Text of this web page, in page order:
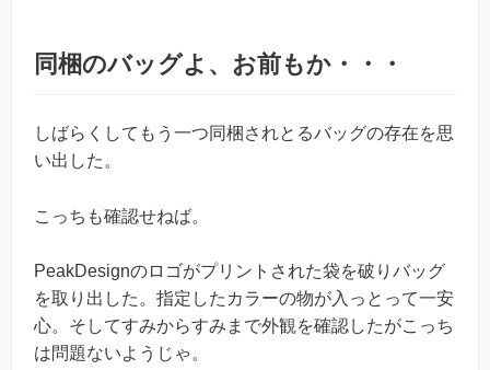
同梱のバッグよ、お前もか・・・
しばらくしてもう一つ同梱されとるバッグの存在を思
い出した。
こっちも確認せねば。
PeakDesignのロゴがプリントされた袋を破りバッグ
を取り出した。指定したカラーの物が入っとって一安
心。そしてすみからすみまで外観を確認したがこっち
は問題ないようじゃ。